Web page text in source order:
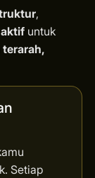
,
untuk
terarah,
Setiap